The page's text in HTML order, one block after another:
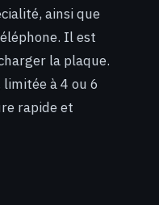
ainsi que
Il est
la plaque.
à 4 ou 6
rapide et